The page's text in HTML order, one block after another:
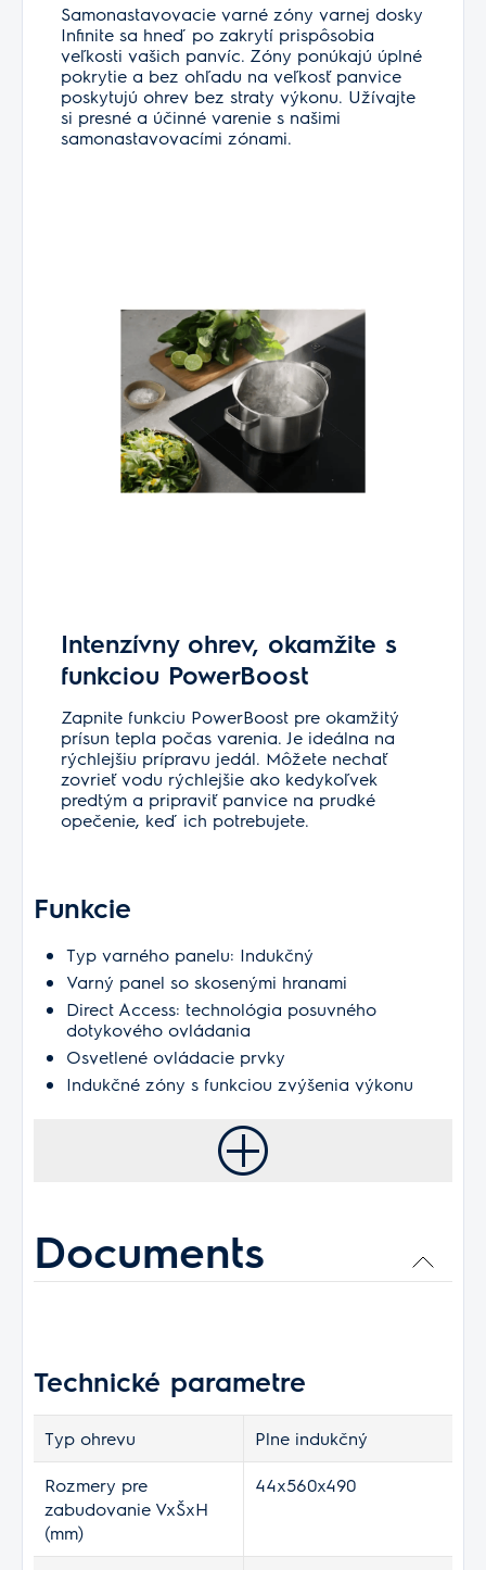
Samonastavovacie varné zóny varnej dosky
Infinite sa hneď po zakrytí prispôsobia
veľkosti vašich panvíc. Zóny ponúkajú úplné
pokrytie a bez ohľadu na veľkosť panvice
poskytujú ohrev bez straty výkonu. Užívajte
si presné a účinné varenie s našimi
samonastavovacími zónami.
Intenzívny ohrev, okamžite s
funkciou PowerBoost
Zapnite funkciu PowerBoost pre okamžitý
prísun tepla počas varenia. Je ideálna na
rýchlejšiu prípravu jedál. Môžete nechať
zovrieť vodu rýchlejšie ako kedykoľvek
predtým a pripraviť panvice na prudké
opečenie, keď ich potrebujete.
Funkcie
Typ varného panelu: Indukčný
Varný panel so skosenými hranami
Direct Access: technológia posuvného
dotykového ovládania
Osvetlené ovládacie prvky
Indukčné zóny s funkciou zvýšenia výkonu
Documents
Technické parametre
Typ ohrevu Plne indukčný
Rozmery pre
zabudovanie VxŠxH
(mm)
44x560x490